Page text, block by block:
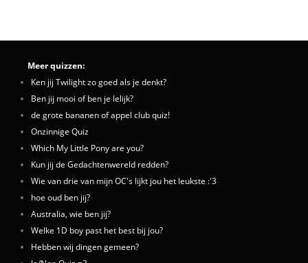
Meer quizzen:
Ken jij Twilight zo goed als je denkt?
Ben jij mooi of ben je lelijk?
de grote bananen of appel club quiz!
Onzinnige Quiz
Which My Little Pony are you?
Kun jij de Gedachtenwereld redden?
Wie van drie van mijn OC's lijkt jou het leukste :'3
hoe oud ben jij?
Australia, wie ben jij?
Welke 1D boy past het best bij jou?
Hebben wij dingen gemeen?